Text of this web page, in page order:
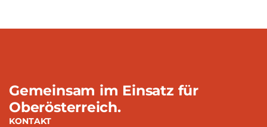
Gemeinsam im Einsatz für
Oberösterreich.
KONTAKT